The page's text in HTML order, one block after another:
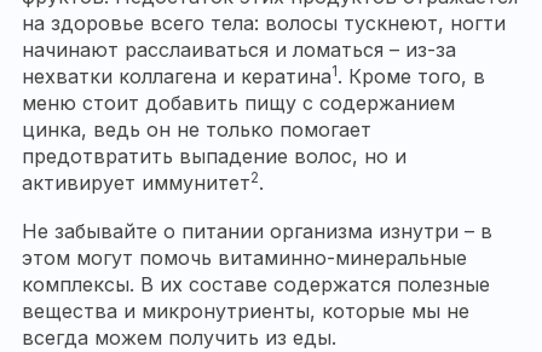
на здоровье всего тела: волосы тускнеют, ногти
начинают расслаиваться и ломаться – из-за
нехватки коллагена и кератина1. Кроме того, в
меню стоит добавить пищу с содержанием
цинка, ведь он не только помогает
предотвратить выпадение волос, но и
активирует иммунитет2.
Не забывайте о питании организма изнутри – в
этом могут помочь витаминно-минеральные
комплексы. В их составе содержатся полезные
вещества и микронутриенты, которые мы не
всегда можем получить из еды.